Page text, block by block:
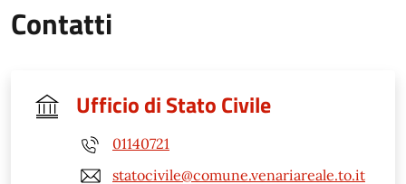
Contatti
Ufficio di Stato Civile
01140721
statocivile@comune.venariareale.to.it